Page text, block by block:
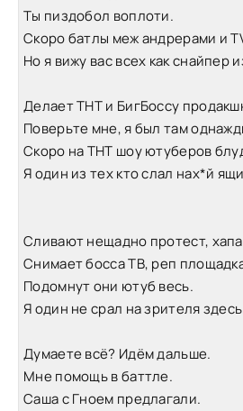
Ты пиздобол воплоти.
Скоро батлы меж андрерами и
Но я вижу вас всех как снайпер
Делает ТНТ и БигБоссу
Поверьте мне, я был там
Скоро на ТНТ шоу ютуберов
Я один из тех кто слал нах*й
Сливают нещадно протест,
Снимает босса ТВ, реп
Подомнут они ютуб весь.
Я один не срал на зрителя
Думаете всё? Идём дальше.
Мне помощь в баттле.
Саша с Гноем предлагали.